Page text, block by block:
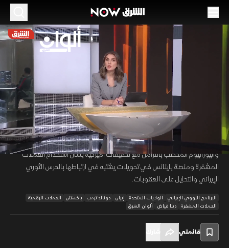
00:12/48:33
واشنطن وطهران بين خلافات هرمز وضغوط
العقوبات المشفرة
48:33 أخبار
ألوان الشرق
تتداخل ملفات التفاوض النووي وأمن الخليج والتحويلات المالية المشفرة مع
استمرار الوساطات بين واشنطن وطهران وسط خلافات حول مضيق هرمز
واليورانيوم المخصب بالتزامن مع تحقيقات أميركية بشأن استخدام العملات
المشفرة ومنصة باينانس في تحويلات يشتبه في ارتباطها بالحرس الثوري
الإيراني والتحايل على العقوبات.
البرنامج النووي الإيراني الولايات المتحدة إيران دونالد ترمب باكستان
العملات الرقمية
العملات المشفرة
دينا فياض ألوان الشرق
قائمتي